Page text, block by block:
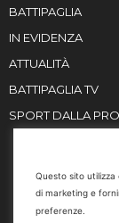
BATTIPAGLIA
IN EVIDENZA
ATTUALITÀ
BATTIPAGLIA TV
SPORT DALLA
Email
Questo sito
di marketing e
preferenze.